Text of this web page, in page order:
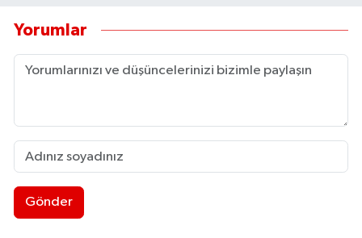
Yorumlar
Gönder